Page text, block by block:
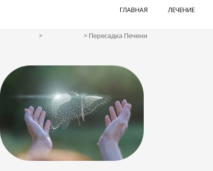
ГЛАВНАЯ ЛЕЧЕНИЕ
> > Пересадка Печени